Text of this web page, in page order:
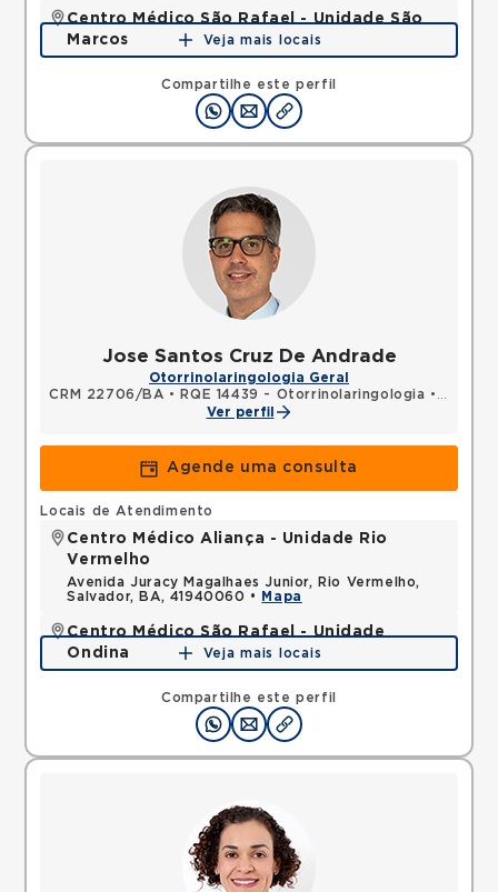
Compartilhe este perfil
Centro Médico São Rafael - Unidade São
Marcos
Rua Sao Rafael, Sao Marcos, Salvador, BA,
Mapa
Veja mais locais
Jose Santos Cruz De Andrade
Otorrinolaringologia Geral
CRM 22706/BA • RQE 14439 - Otorrinolaringologia •
Ver perfil
Agende uma consulta
Compartilhe este perfil
Locais de Atendimento
Centro Médico Aliança - Unidade Rio
Vermelho
Avenida Juracy Magalhaes Junior, Rio Vermelho,
Salvador, BA, 41940060 •
Mapa
Centro Médico São Rafael - Unidade
Ondina
Avenida Milton Santos, Ondina, Salvador, BA,
Mapa
Veja mais locais